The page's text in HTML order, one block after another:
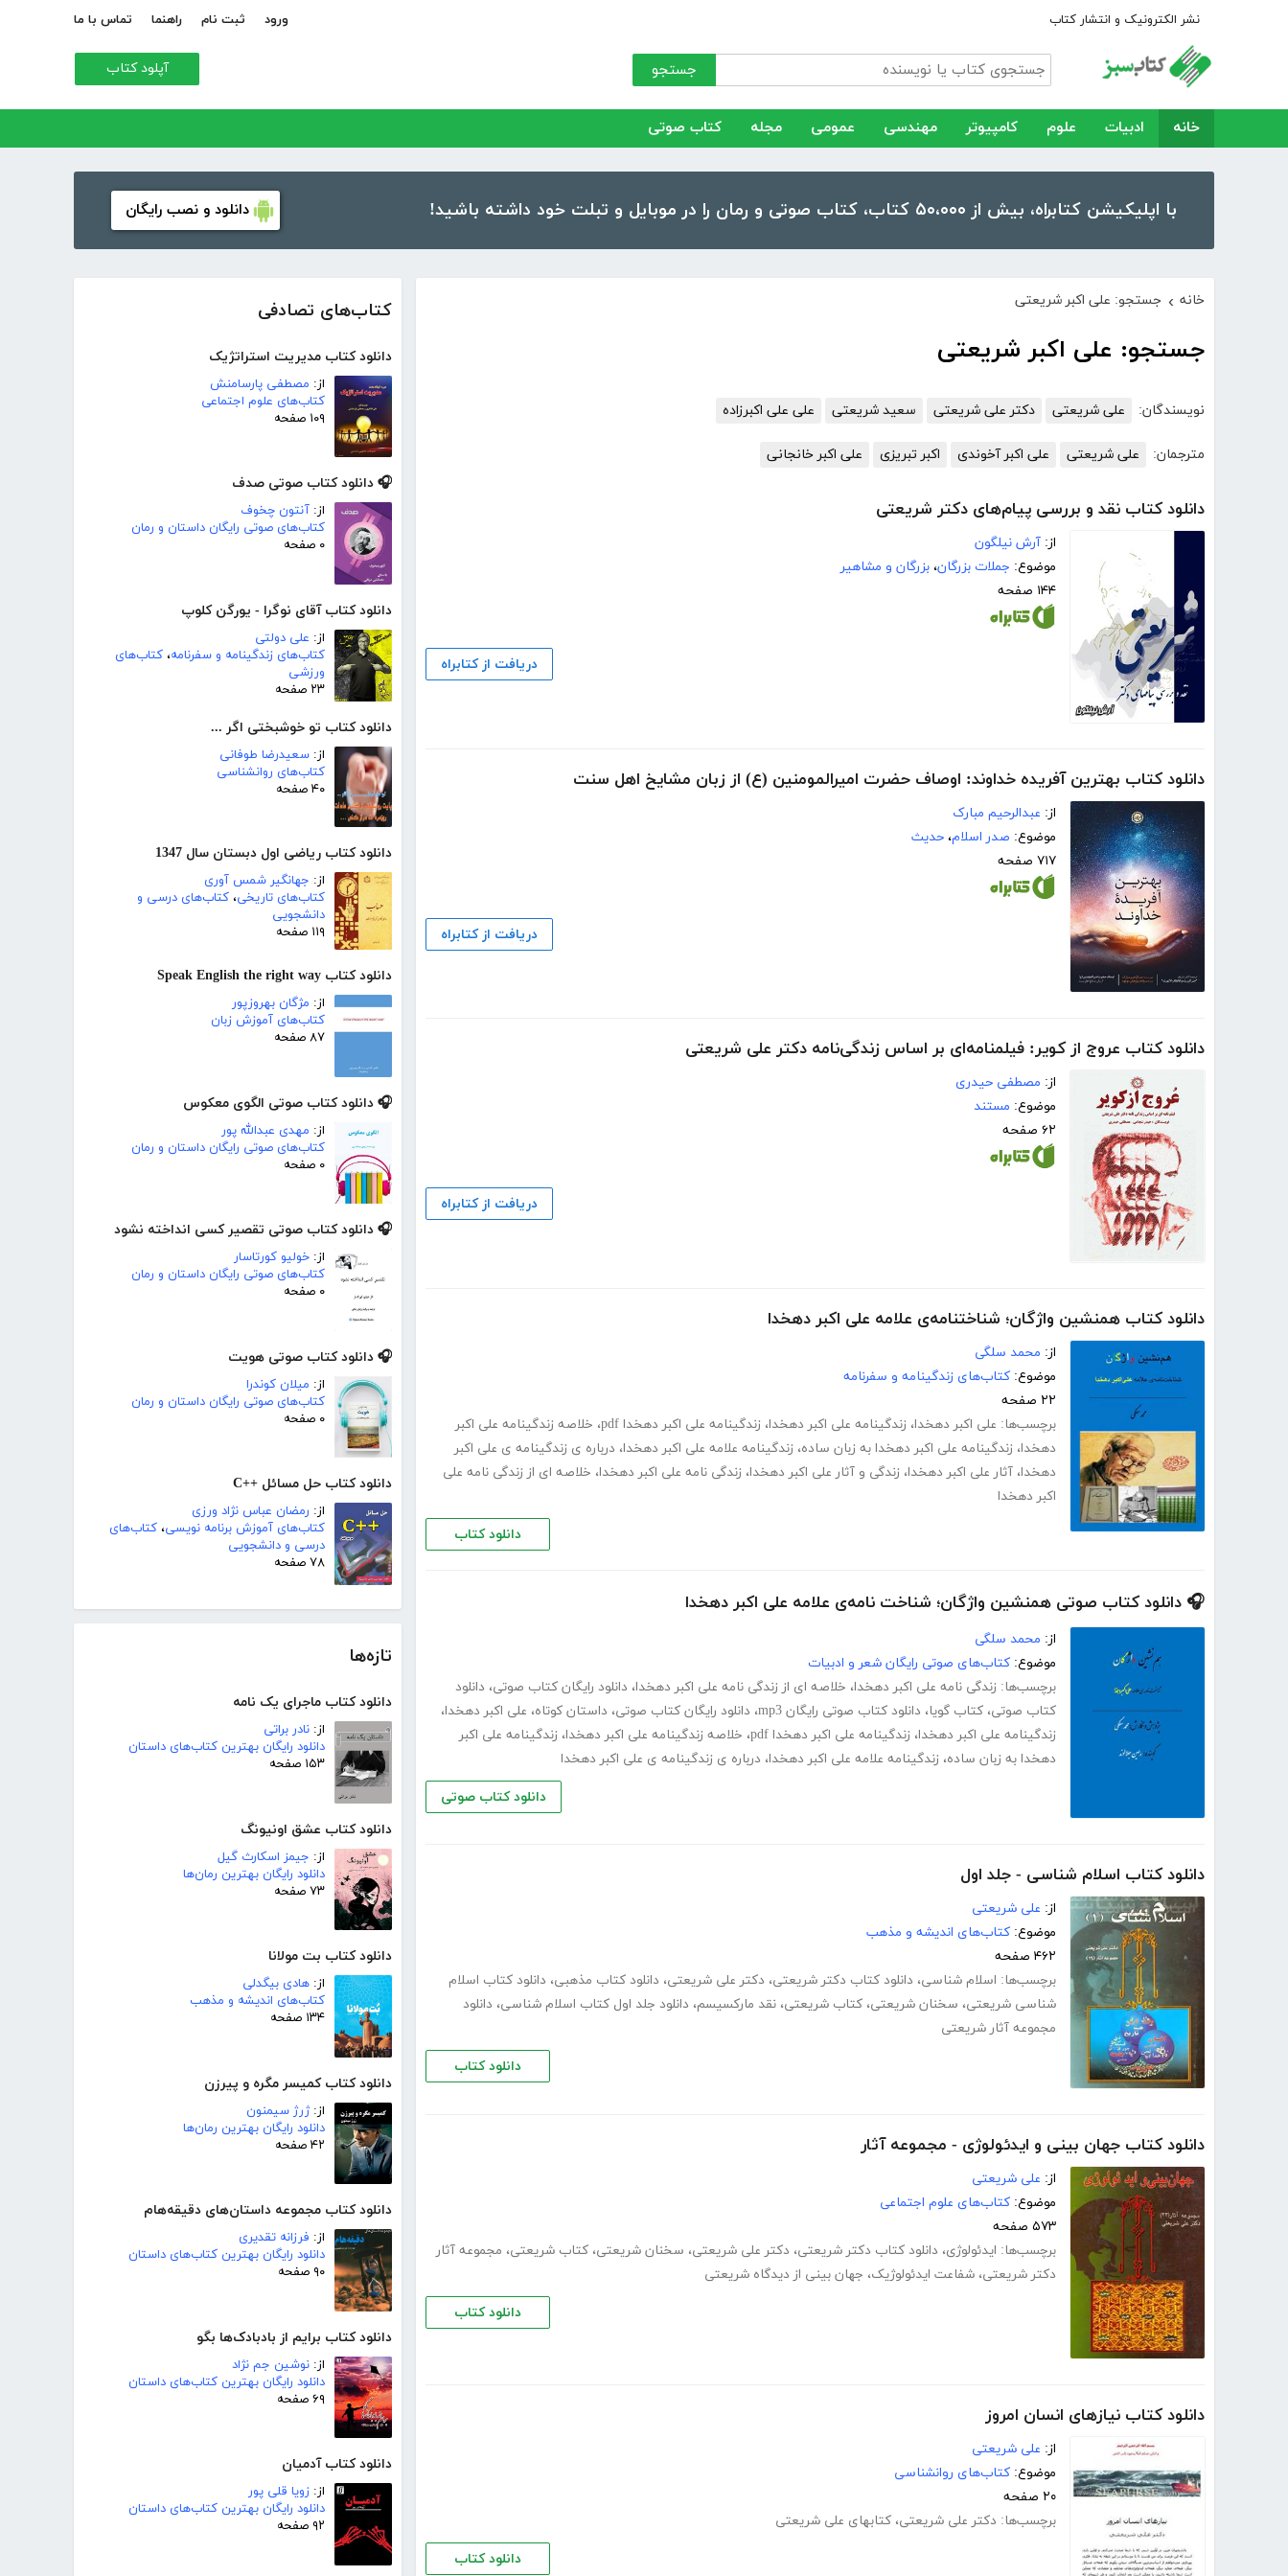
نشر الکترونیک و انتشار کتاب ورود ثبت نام راهنما تماس با ما
جستجو آپلود کتاب
خانه ادبیات علوم کامپیوتر مهندسی عمومی مجله کتاب صوتی
با اپلیکیشن کتابراه، بیش از ۵۰،۰۰۰ کتاب، کتاب صوتی و رمان را در موبایل و تبلت خود داشته باشید! دانلود و نصب رایگان
کتاب‌های تصادفی
دانلود کتاب مدیریت استراتژیک
از: مصطفی پارسامنش
کتاب‌های علوم اجتماعی
۱۰۹ صفحه
🎧 دانلود کتاب صوتی صدف
از: آنتون چخوف
کتاب‌های صوتی رایگان داستان و رمان
۰ صفحه
دانلود کتاب آقای نوگرا - یورگن کلوپ
از: علی دولتی
کتاب‌های زندگینامه و سفرنامه، کتاب‌های
ورزشی
۲۳ صفحه
دانلود کتاب تو خوشبختی اگر ...
از: سعیدرضا طوفانی
کتاب‌های روانشناسی
۴۰ صفحه
دانلود کتاب ریاضی اول دبستان سال 1347
از: جهانگیر شمس آوری
کتاب‌های تاریخی، کتاب‌های درسی و
دانشجویی
۱۱۹ صفحه
دانلود کتاب Speak English the right way
از: مژگان بهروزپور
کتاب‌های آموزش زبان
۸۷ صفحه
🎧 دانلود کتاب صوتی الگوی معکوس
از: مهدی عبدالله پور
کتاب‌های صوتی رایگان داستان و رمان
۰ صفحه
🎧 دانلود کتاب صوتی تقصیر کسی انداخته نشود
از: خولیو کورتاسار
کتاب‌های صوتی رایگان داستان و رمان
۰ صفحه
🎧 دانلود کتاب صوتی هویت
از: میلان کوندرا
کتاب‌های صوتی رایگان داستان و رمان
۰ صفحه
دانلود کتاب حل مسائل ++C
از: رمضان عباس نژاد ورزی
کتاب‌های آموزش برنامه نویسی، کتاب‌های
درسی و دانشجویی
۷۸ صفحه
تازه‌ها
دانلود کتاب ماجرای یک نامه
از: نادر براتی
دانلود رایگان بهترین کتاب‌های داستان
۱۵۳ صفحه
دانلود کتاب عشق اونیونگ
از: جیمز اسکارث گیل
دانلود رایگان بهترین رمان‌ها
۷۳ صفحه
دانلود کتاب بت مولانا
از: هادی بیگدلی
کتاب‌های اندیشه و مذهب
۱۳۴ صفحه
دانلود کتاب کمیسر مگره و پیرزن
از:ژرژ سیمنون
دانلود رایگان بهترین رمان‌ها
۴۲ صفحه
دانلود کتاب مجموعه داستان‌های دقیقه‌هام
از: فرزانه تقدیری
دانلود رایگان بهترین کتاب‌های داستان
۹۰ صفحه
دانلود کتاب برایم از بادبادک‌ها بگو
از: نوشین جم نژاد
دانلود رایگان بهترین کتاب‌های داستان
۶۹ صفحه
دانلود کتاب آدمیان
از: زویا قلی پور
دانلود رایگان بهترین کتاب‌های داستان
۹۲ صفحه
خانه › جستجو: علی اکبر شریعتی
جستجو: علی اکبر شریعتی
نویسندگان: علی شریعتی دکتر علی شریعتی سعید شریعتی علی علی اکبرزاده
مترجمان: علی شریعتی علی اکبر آخوندی اکبر تبریزی علی اکبر خانجانی
دانلود کتاب نقد و بررسی پیام‌های دکتر شریعتی
از: آرش نیلگون
موضوع: جملات بزرگان، بزرگان و مشاهیر
۱۴۴ صفحه
دریافت از کتابراه
دانلود کتاب بهترین آفریده خداوند: اوصاف حضرت امیرالمومنین (ع) از زبان مشایخ اهل سنت
از: عبدالرحیم مبارک
موضوع: صدر اسلام، حدیث
۷۱۷ صفحه
دریافت از کتابراه
دانلود کتاب عروج از کویر: فیلمنامه‌ای بر اساس زندگی‌نامه دکتر علی شریعتی
از: مصطفی حیدری
موضوع: مستند
۶۲ صفحه
دریافت از کتابراه
دانلود کتاب همنشین واژگان؛ شناختنامه‌ی علامه علی اکبر دهخدا
از: محمد سلگی
موضوع: کتاب‌های زندگینامه و سفرنامه
۲۲ صفحه
برچسب‌ها: علی اکبر دهخدا، زندگینامه علی اکبر دهخدا، زندگینامه علی اکبر دهخدا pdf ، خلاصه زندگینامه علی اکبر
دهخدا، زندگینامه علی اکبر دهخدا به زبان ساده، زندگینامه علامه علی اکبر دهخدا، درباره ی زندگینامه ی علی اکبر
دهخدا، آثار علی اکبر دهخدا، زندگی و آثار علی اکبر دهخدا، زندگی نامه علی اکبر دهخدا، خلاصه ای از زندگی نامه علی
اکبر دهخدا
دانلود کتاب
🎧 دانلود کتاب صوتی همنشین واژگان؛ شناخت نامه‌ی علامه علی اکبر دهخدا
از: محمد سلگی
موضوع: کتاب‌های صوتی رایگان شعر و ادبیات
برچسب‌ها: زندگی نامه علی اکبر دهخدا، خلاصه ای از زندگی نامه علی اکبر دهخدا، دانلود رایگان کتاب صوتی، دانلود
کتاب صوتی، کتاب گویا، دانلود کتاب صوتی رایگان mp3 ، دانلود رایگان کتاب صوتی، داستان کوتاه، علی اکبر دهخدا،
زندگینامه علی اکبر دهخدا، زندگینامه علی اکبر دهخدا pdf ، خلاصه زندگینامه علی اکبر دهخدا، زندگینامه علی اکبر
دهخدا به زبان ساده، زندگینامه علامه علی اکبر دهخدا، درباره ی زندگینامه ی علی اکبر دهخدا
دانلود کتاب صوتی
دانلود کتاب اسلام شناسی - جلد اول
از: علی شریعتی
موضوع: کتاب‌های اندیشه و مذهب
۴۶۲ صفحه
برچسب‌ها: اسلام شناسی، دانلود کتاب دکتر شریعتی، دکتر علی شریعتی، دانلود کتاب مذهبی، دانلود کتاب اسلام
شناسی شریعتی، سخنان شریعتی، کتاب شریعتی، نقد مارکسیسم، دانلود جلد اول کتاب اسلام شناسی، دانلود
مجموعه آثار شریعتی
دانلود کتاب
دانلود کتاب جهان بینی و ایدئولوژی - مجموعه آثار
از: علی شریعتی
موضوع: کتاب‌های علوم اجتماعی
۵۷۳ صفحه
برچسب‌ها: ایدئولوژی، دانلود کتاب دکتر شریعتی، دکتر علی شریعتی، سخنان شریعتی، کتاب شریعتی، مجموعه آثار
دکتر شریعتی، شفاعت ایدئولوژیک، جهان بینی از دیدگاه شریعتی
دانلود کتاب
دانلود کتاب نیازهای انسان امروز
از: علی شریعتی
موضوع: کتاب‌های روانشناسی
۲۰ صفحه
برچسب‌ها: دکتر علی شریعتی، کتابهای علی شریعتی
دانلود کتاب